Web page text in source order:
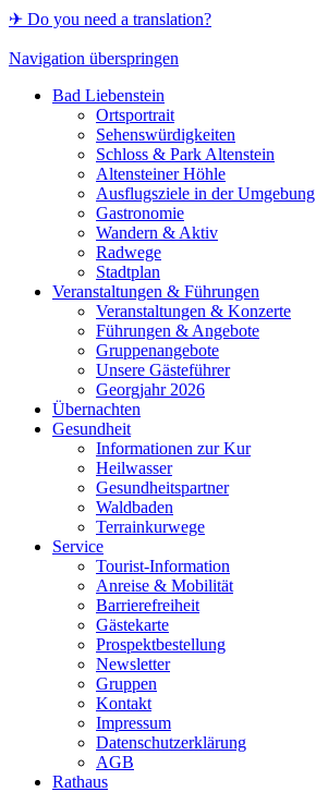
✈ Do you need a translation?
Navigation überspringen
Bad Liebenstein
Ortsportrait
Sehenswürdigkeiten
Schloss & Park Altenstein
Altensteiner Höhle
Ausflugsziele in der Umgebung
Gastronomie
Wandern & Aktiv
Radwege
Stadtplan
Veranstaltungen & Führungen
Veranstaltungen & Konzerte
Führungen & Angebote
Gruppenangebote
Unsere Gästeführer
Georgjahr 2026
Übernachten
Gesundheit
Informationen zur Kur
Heilwasser
Gesundheitspartner
Waldbaden
Terrainkurwege
Service
Tourist-Information
Anreise & Mobilität
Barrierefreiheit
Gästekarte
Prospektbestellung
Newsletter
Gruppen
Kontakt
Impressum
Datenschutzerklärung
AGB
Rathaus